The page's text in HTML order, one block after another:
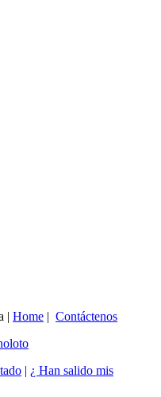
| Home | Contáctenos
| ¿ Han salido mis